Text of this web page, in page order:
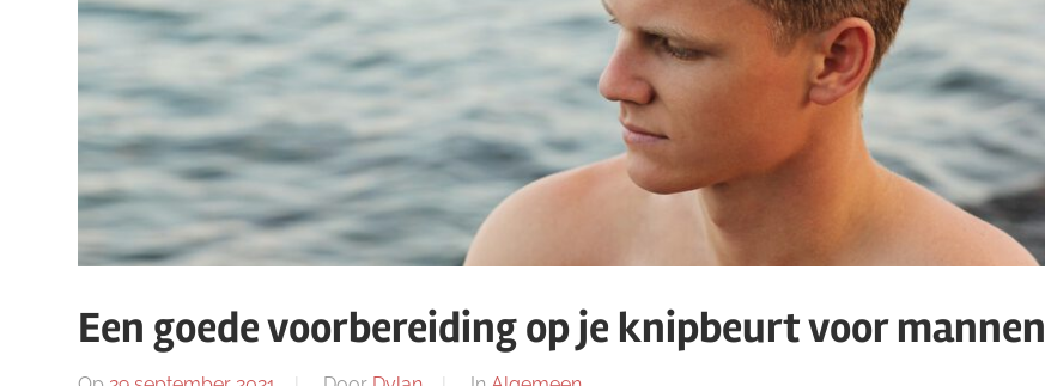
Een goede voorbereiding op je knipbeurt voor mannen